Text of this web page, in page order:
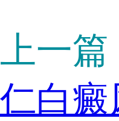
上一篇
仁白癜